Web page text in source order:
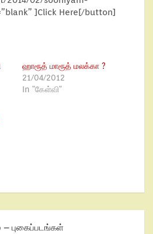
]Click Here[/button]
ஹாரூத் மாரூத் மலக்கா ?
21/04/2012
In "கேள்வி"
புகைப்படங்கள்